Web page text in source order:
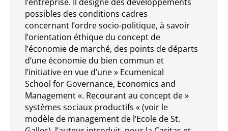
possibles des conditions cadres
concernant l’ordre socio-politique, à savoir
l’orientation éthique du concept de
l’économie de marché, des points de départs
d’une économie du bien commun et
l’initiative en vue d’une » Ecumenical
School for Governance, Economics and
Management «. Recourant au concept de »
systèmes sociaux productifs « (voir le
modèle de management de l‘Ecole de St.